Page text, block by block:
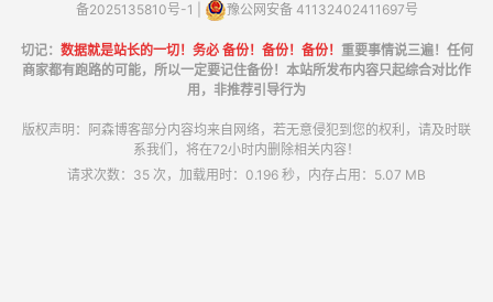
备2025135810号-1
豫公网安备 41132402411697号
切记： 数据就是站长的一切！务必 备份！备份！备份！ 重要事情说三遍！任何
商家都有跑路的可能，所以一定要记住备份！本站所发布内容只起综合对比作
用，非推荐引导行为
版权声明：阿森博客部分内容均来自网络，若无意侵犯到您的权利，请及时联
系我们，将在72小时内删除相关内容！
请求次数：35 次，加载用时：0.196 秒，内存占用：5.07 MB